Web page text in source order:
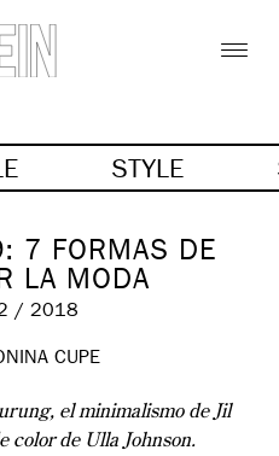
STYLE
7 FORMAS DE
LA MODA
/ 2018
CUPE
el minimalismo de Jil
color de Ulla Johnson.